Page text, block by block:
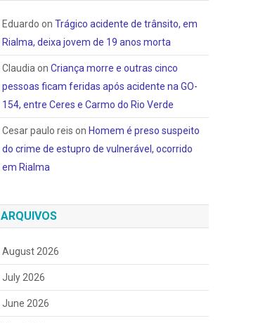
Eduardo onTrágico acidente de trânsito, em
Rialma, deixa jovem de 19 anos morta
ClaudiaonCriança morre e outras cinco
pessoas ficam feridas após acidente na GO-
154, entre Ceres e Carmo do Rio Verde
Cesar paulo reis on Homem é preso suspeito
do crime de estupro de vulnerável, ocorrido
em Rialma
ARQUIVOS
August 2026
July 2026
June 2026